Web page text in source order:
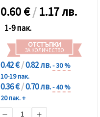
0.60€/1.17 лв.
1-9 пак.
ОТСТЪПКИ
ЗА КОЛИЧЕСТВО
0.42 €/0.82 лв.- 30 %
10-19 пак.
0.36 €/0.70 лв.- 40 %
20 пак. +